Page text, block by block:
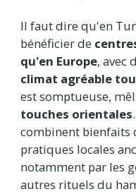
Il faut dire qu'en
bénéficier de
qu'en Europe, avec
climat agréable
est somptueuse,
touches orientales
combinent bienfaits
pratiques locales
notamment par les
autres rituels du